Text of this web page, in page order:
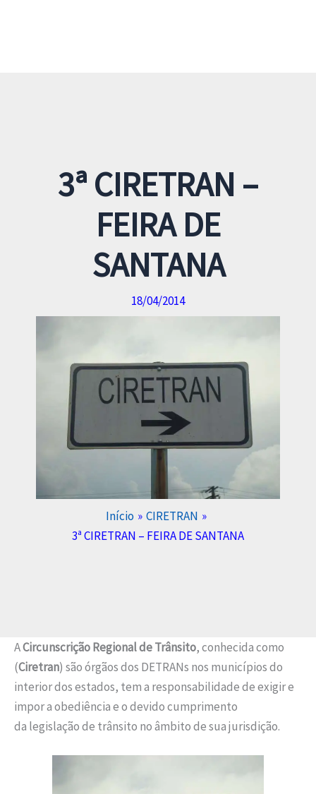
3ª CIRETRAN –
FEIRA DE
SANTANA
18/04/2014
Início
CIRETRAN
3ª CIRETRAN – FEIRA DE SANTANA
ACircunscrição Regional de Trânsito, conhecida como
(Ciretran) são órgãos dos DETRANs nos municípios do
interior dos estados, tem a responsabilidade de exigir e
impor a obediência e o devido cumprimento
da legislação de trânsito no âmbito de sua jurisdição.